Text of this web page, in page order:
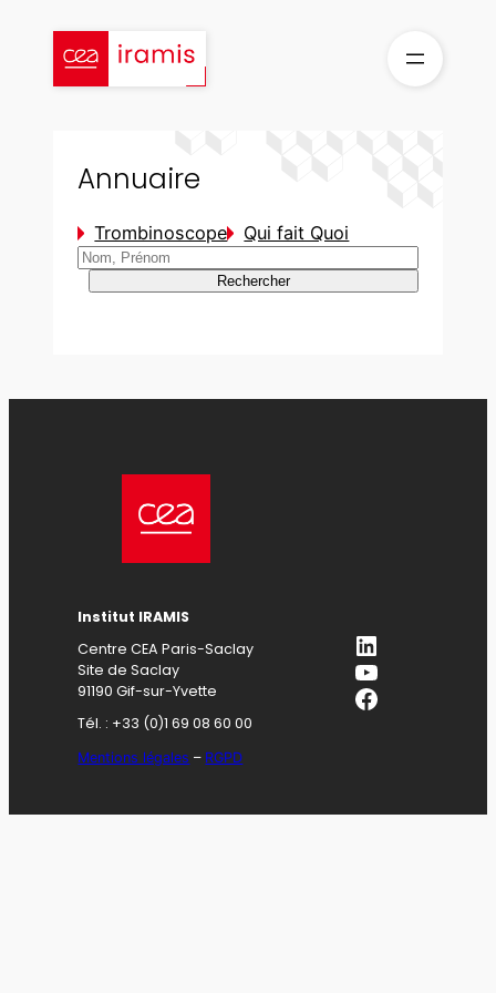
contenu
Annuaire
Trombinoscope Qui fait Quoi
Rechercher
Institut IRAMIS
Centre CEA Paris-Saclay
Site de Saclay
91190 Gif-sur-Yvette
Tél. : +33 (0)1 69 08 60 00
Mentions légales – RGPD
LinkedIn
YouTube
Facebook